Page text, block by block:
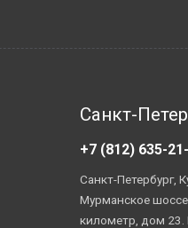
Санкт-
+7 (812) 635-
Санкт-Петербург,
Мурманское
километр, дом 23.